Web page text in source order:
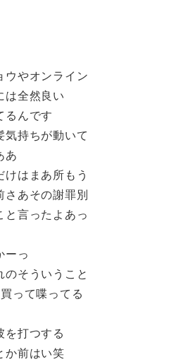
ウやオンライン
は全然良い
るんです
気持ちが動いて
あ
はまあ所もう
さあその謝罪別
と言ったよあっ
ーっ
そういうこと
って喋ってる
を打つする
か前はい笑